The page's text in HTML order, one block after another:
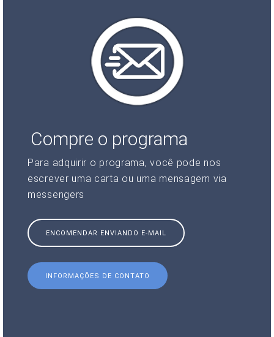
Compre o programa
Para adquirir o programa, você pode nos
escrever uma carta ou uma mensagem via
messengers
ENCOMENDAR ENVIANDO E-MAIL
INFORMAÇÕES DE CONTATO